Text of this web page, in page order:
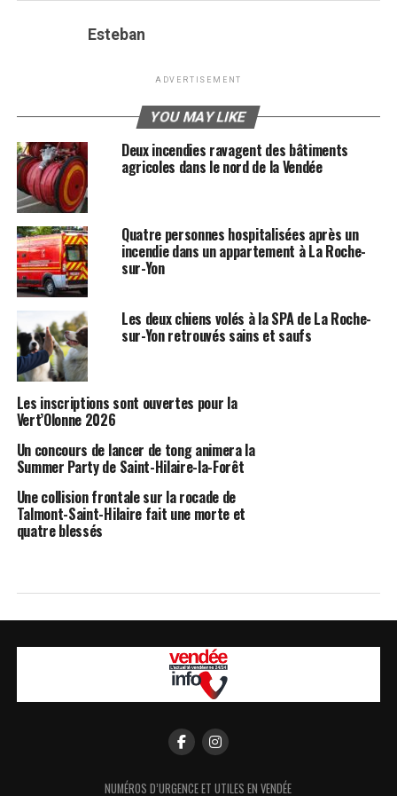
Esteban
ADVERTISEMENT
YOU MAY LIKE
Deux incendies ravagent des bâtiments
agricoles dans le nord de la Vendée
Quatre personnes hospitalisées après un
incendie dans un appartement à La Roche-
sur-Yon
Les deux chiens volés à la SPA de La Roche-
sur-Yon retrouvés sains et saufs
Les inscriptions sont ouvertes pour la
Vert’Olonne 2026
Un concours de lancer de tong animera la
Summer Party de Saint-Hilaire-la-Forêt
Une collision frontale sur la rocade de
Talmont-Saint-Hilaire fait une morte et
quatre blessés
NUMÉROS D’URGENCE ET UTILES EN VENDÉE